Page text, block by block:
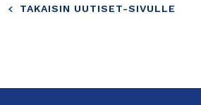
TAKAISIN UUTISET-SIVULLE